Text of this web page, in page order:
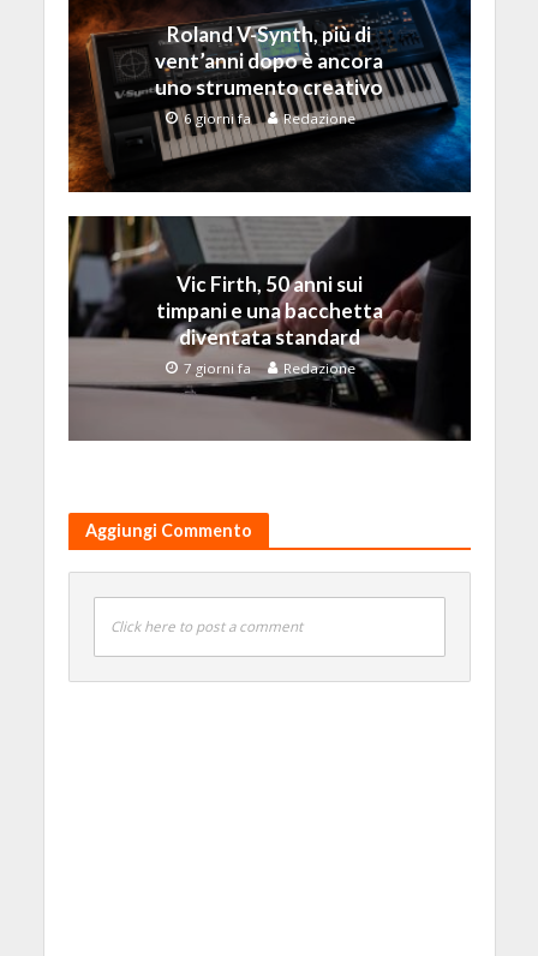
Roland V-Synth, più di
vent’anni dopo è ancora
uno strumento creativo
6 giorni fa Redazione
Vic Firth, 50 anni sui
timpani e una bacchetta
diventata standard
7 giorni fa Redazione
Aggiungi Commento
Click here to post a comment